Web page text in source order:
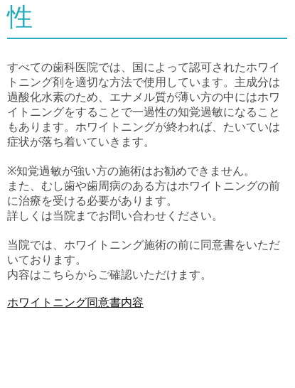
性
すべての歯科医院では、国によって認可されたホワイ
トニング剤を適切な方法で使用しています。主成分は
過酸化水素のため、エナメル質が薄い方の中にはホワ
イトニングをすることで一過性の知覚過敏になること
もあります。ホワイトニングが終われば、たいていは
症状が落ち着いていきます。
※知覚過敏が強い方の施術はお勧めできません。
また、むし歯や歯周病のある方はホワイトニングの前
に治療を受ける必要があります。
詳しくは当院までお問い合わせください。
当院では、ホワイトニング施術の前に同意書をいただ
いております。
内容はこちらからご確認いただけます。
ホワイトニング同意書内容